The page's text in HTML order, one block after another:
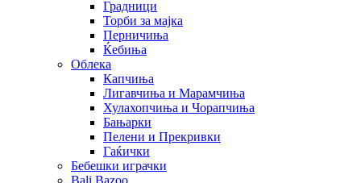
Градници
Торби за мајка
Перничиња
Ќебиња
Облека
Капчиња
Лигавчиња и Марамчиња
Хулахопчиња и Чорапчиња
Бањарки
Пелени и Прекривки
Гаќички
Бебешки играчки
Bali Bazoo